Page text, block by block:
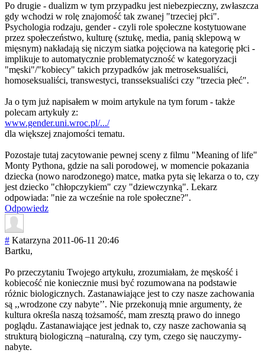
Po drugie - dualizm w tym przypadku jest niebezpieczny, zwłaszcza
gdy wchodzi w rolę znajomość tak zwanej "trzeciej płci".
Psychologia rodzaju, gender - czyli role społeczne kostytuowane
przez społeczeństwo, kulturę (sztukę, media, panią sklepową w
mięsnym) nakładają się niczym siatka pojęciowa na kategorię płci -
implikuje to automatycznie problematyczność w kategoryzacji
"męski"/"kobiecy" takich przypadków jak metroseksualiści,
homoseksualiści, transwestyci, transseksualiści czy "trzecia płeć".
Ja o tym już napisałem w moim artykule na tym forum - także
polecam artykuły z:
www.gender.uni.wroc.pl/.../
dla większej znajomości tematu.
Pozostaje tutaj zacytowanie pewnej sceny z filmu "Meaning of life"
Monty Pythona, gdzie na sali porodowej, w momencie pokazania
dziecka (nowo narodzonego) matce, matka pyta się lekarza o to, czy
jest dziecko "chłopczykiem" czy "dziewczynką". Lekarz
odpowiada: "nie za wcześnie na role społeczne?".
Odpowiedz
# Katarzyna 2011-06-11 20:46
Bartku,
Po przeczytaniu Twojego artykułu, zrozumiałam, że męskość i
kobiecość nie koniecznie musi być rozumowana na podstawie
różnic biologicznych. Zastanawiające jest to czy nasze zachowania
są ,,wrodzone czy nabyte’’. Nie przekonują mnie argumenty, że
kultura określa naszą tożsamość, mam zresztą prawo do innego
poglądu. Zastanawiające jest jednak to, czy nasze zachowania są
strukturą biologiczną –naturalną, czy tym, czego się nauczymy-
nabyte.